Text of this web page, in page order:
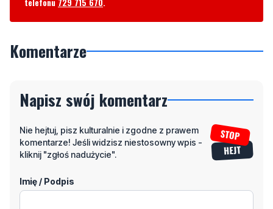
Komentarze
Napisz swój komentarz
Nie hejtuj, pisz kulturalnie i zgodne z prawem
komentarze! Jeśli widzisz niestosowny wpis -
kliknij "zgłoś nadużycie".
Imię / Podpis